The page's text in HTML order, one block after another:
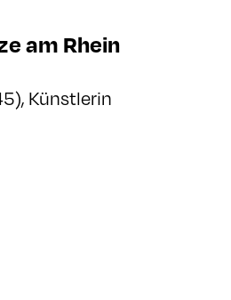
am Rhein
Künstlerin